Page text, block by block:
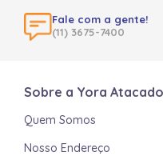
Fale com a gente!
(11) 3675-7400
Sobre a Yora Atacado
Quem Somos
Nosso Endereço